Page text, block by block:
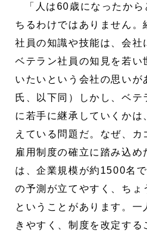
「人は60歳になったか
ちるわけではありません。
社員の知識や技能は、会社
ベテラン社員の知見を若い
いたいという会社の思いが
氏、以下同）しかし、ベテ
に若手に継承していくかは
えている問題だ。なぜ、
雇用制度の確立に踏み込め
は、企業規模が約1500名
の予測が立てやすく、ちょ
ということがあります。一
きやすく、制度を改定する